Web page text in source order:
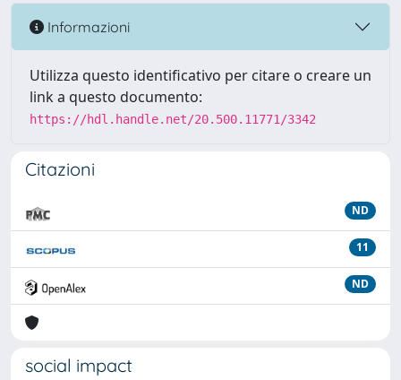
Informazioni
Utilizza questo identificativo per citare o creare un
link a questo documento:
https://hdl.handle.net/20.500.11771/3342
Citazioni
ND
11
ND
social impact